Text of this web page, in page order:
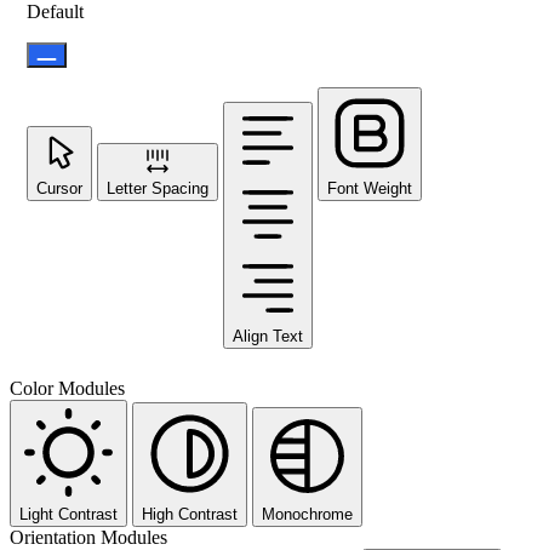
Default
Cursor Letter Spacing
Align Text
Font Weight
Color Modules
Light Contrast High Contrast Monochrome
Orientation Modules